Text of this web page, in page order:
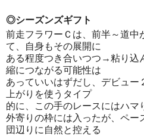
◎シーズンズギフト
前走フラワーＣは、前半～道中
て、自身もその展開に
ある程度つき合いつつ→粘り込
縮につながる可能性は
あっていいはずだし、デビュー
上がりを使うタイプ
的に、この手のレースにはハマ
外寄りの枠には入ったが、ペー
団辺りに自然と控える